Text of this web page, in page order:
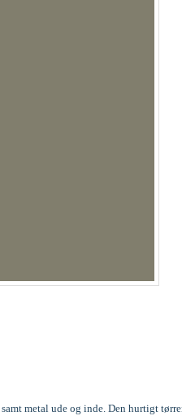
metal ude og inde. Den hurtigt